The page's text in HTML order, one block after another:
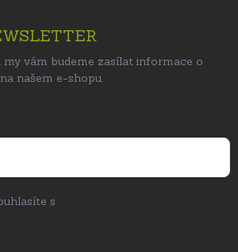
vám budeme zasílat informace o
našem e-shopu.
s